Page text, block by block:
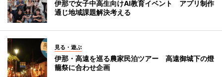
伊那で女子中高生向けAI教育イベント アプリ制作
通じ地域課題解決考える
見る・遊ぶ
伊那・高遠を巡る農家民泊ツアー 高遠御城下の燈
籠祭に合わせ企画